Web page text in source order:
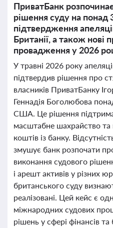
ПриватБанк
рішення суду на понад
підтвердження
Британії, а також нові
провадження у 2026
У травні 2026 року
підтвердив рішення про
власників ПриватБанку
Геннадія Боголюбова
США. Це рішення
масштабне шахрайство та
коштів із банку.
змушує банк розпочати
виконання судового
і арешт активів у різних
британського суду
реалізовані. Цей кейс є
міжнародних судових
рішень у сфері фінансів та